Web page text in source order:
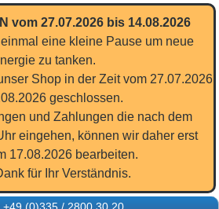
vom 27.07.2026 bis 14.08.2026
eine kleine Pause um neue
zu tanken.
Shop in der Zeit vom 27.07.2026
geschlossen.
und Zahlungen die nach dem
eingehen, können wir daher erst
17.08.2026 bearbeiten.
für Ihr Verständnis.